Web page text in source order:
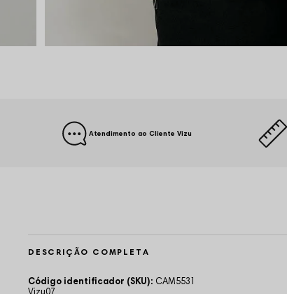
Atendimento ao Cliente Vizu
DESCRIÇÃO COMPLETA
Código identificador (SKU): CAM5531
Vizu07